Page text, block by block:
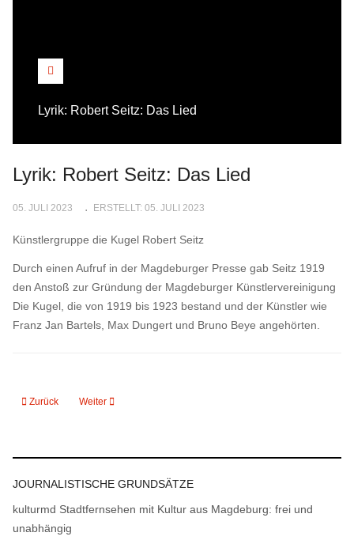
Lyrik: Robert Seitz: Das Lied
Lyrik: Robert Seitz: Das Lied
05. JULI 2023 ERSTELLT: 05. JULI 2023
Künstlergruppe die Kugel Robert Seitz
Durch einen Aufruf in der Magdeburger Presse gab Seitz 1919
den Anstoß zur Gründung der Magdeburger Künstlervereinigung
Die Kugel, die von 1919 bis 1923 bestand und der Künstler wie
Franz Jan Bartels, Max Dungert und Bruno Beye angehörten.
Vorheriger Beitrag: Mascha Kaléko Gedichte über das Leben I
Zurück Nächster Beitrag: Lyrik: Rilke Vergänglichkeit
Weiter
JOURNALISTISCHE GRUNDSÄTZE
kulturmd Stadtfernsehen mit Kultur aus Magdeburg: frei und
unabhängig